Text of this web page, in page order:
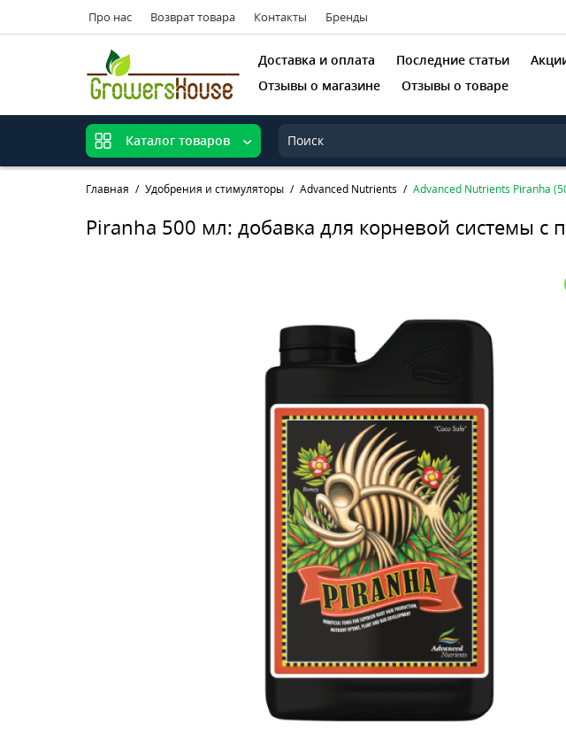
Про нас Возврат товара Контакты Бренды
Доставка и оплата Последние статьи
Отзывы о магазине
Отзывы о товаре
Каталог товаров
Главная Удобрения и стимуляторы Advanced Nutrients Advanced Nutrients Piranha
Piranha 500 мл: добавка для корневой системы